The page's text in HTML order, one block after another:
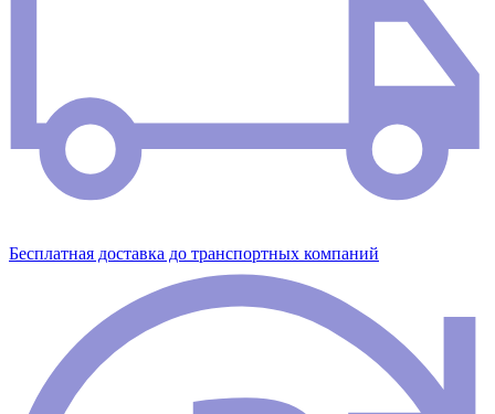
Бесплатная доставка до транспортных компаний